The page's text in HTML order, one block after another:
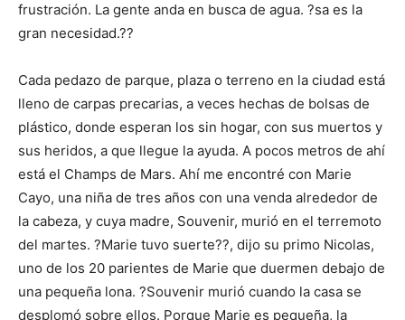
frustración. La gente anda en busca de agua. ?sa es la
gran necesidad.??
Cada pedazo de parque, plaza o terreno en la ciudad está
lleno de carpas precarias, a veces hechas de bolsas de
plástico, donde esperan los sin hogar, con sus muertos y
sus heridos, a que llegue la ayuda. A pocos metros de ahí
está el Champs de Mars. Ahí me encontré con Marie
Cayo, una niña de tres años con una venda alrededor de
la cabeza, y cuya madre, Souvenir, murió en el terremoto
del martes. ?Marie tuvo suerte??, dijo su primo Nicolas,
uno de los 20 parientes de Marie que duermen debajo de
una pequeña lona. ?Souvenir murió cuando la casa se
desplomó sobre ellos. Porque Marie es pequeña, la